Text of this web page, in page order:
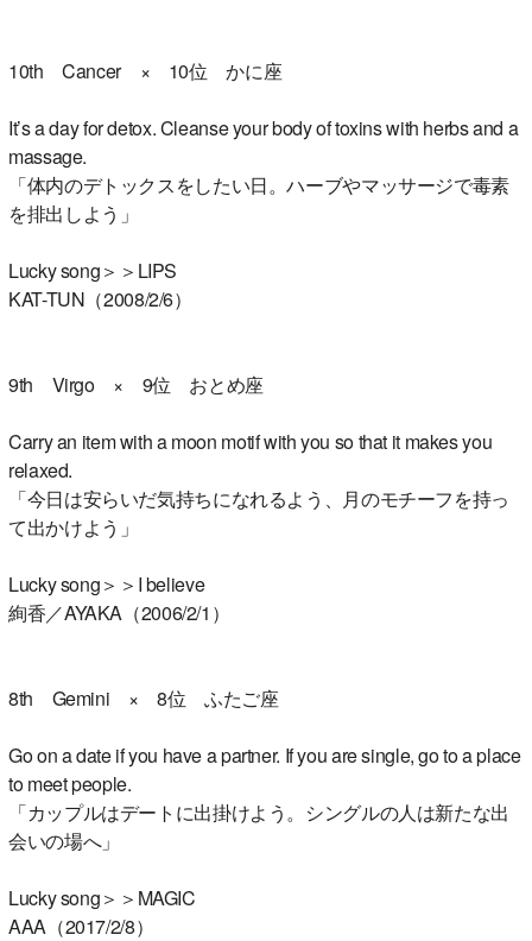
10th Cancer × 10位 かに座
It’s a day for detox. Cleanse your body of toxins with herbs and a
massage.
「体内のデトックスをしたい日。ハーブやマッサージで毒素
を排出しよう」
Lucky song＞＞LIPS
KAT-TUN（2008/2/6）
9th Virgo × 9位 おとめ座
Carry an item with a moon motif with you so that it makes you
relaxed.
「今日は安らいだ気持ちになれるよう、月のモチーフを持っ
て出かけよう」
Lucky song＞＞I believe
絢香／AYAKA（2006/2/1）
8th Gemini × 8位 ふたご座
Go on a date if you have a partner. If you are single, go to a place
to meet people.
「カップルはデートに出掛けよう。シングルの人は新たな出
会いの場へ」
Lucky song＞＞MAGIC
AAA（2017/2/8）